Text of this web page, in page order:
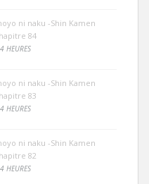
ni naku -Shin Kamen
84
HEURES
ni naku -Shin Kamen
83
HEURES
ni naku -Shin Kamen
82
HEURES